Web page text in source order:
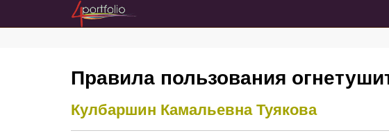
Правила пользования
Кулбаршин Камальевна Туякова